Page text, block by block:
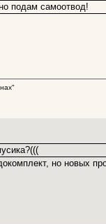
подам самоотвод!
но новых